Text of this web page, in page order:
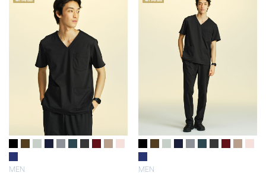
MEN MEN